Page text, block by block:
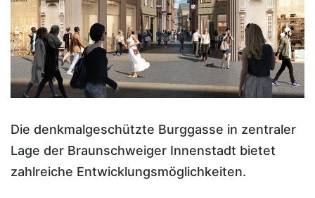
Die denkmalgeschützte Burggasse in zentraler
Lage der Braunschweiger Innenstadt bietet
zahlreiche Entwicklungsmöglichkeiten.